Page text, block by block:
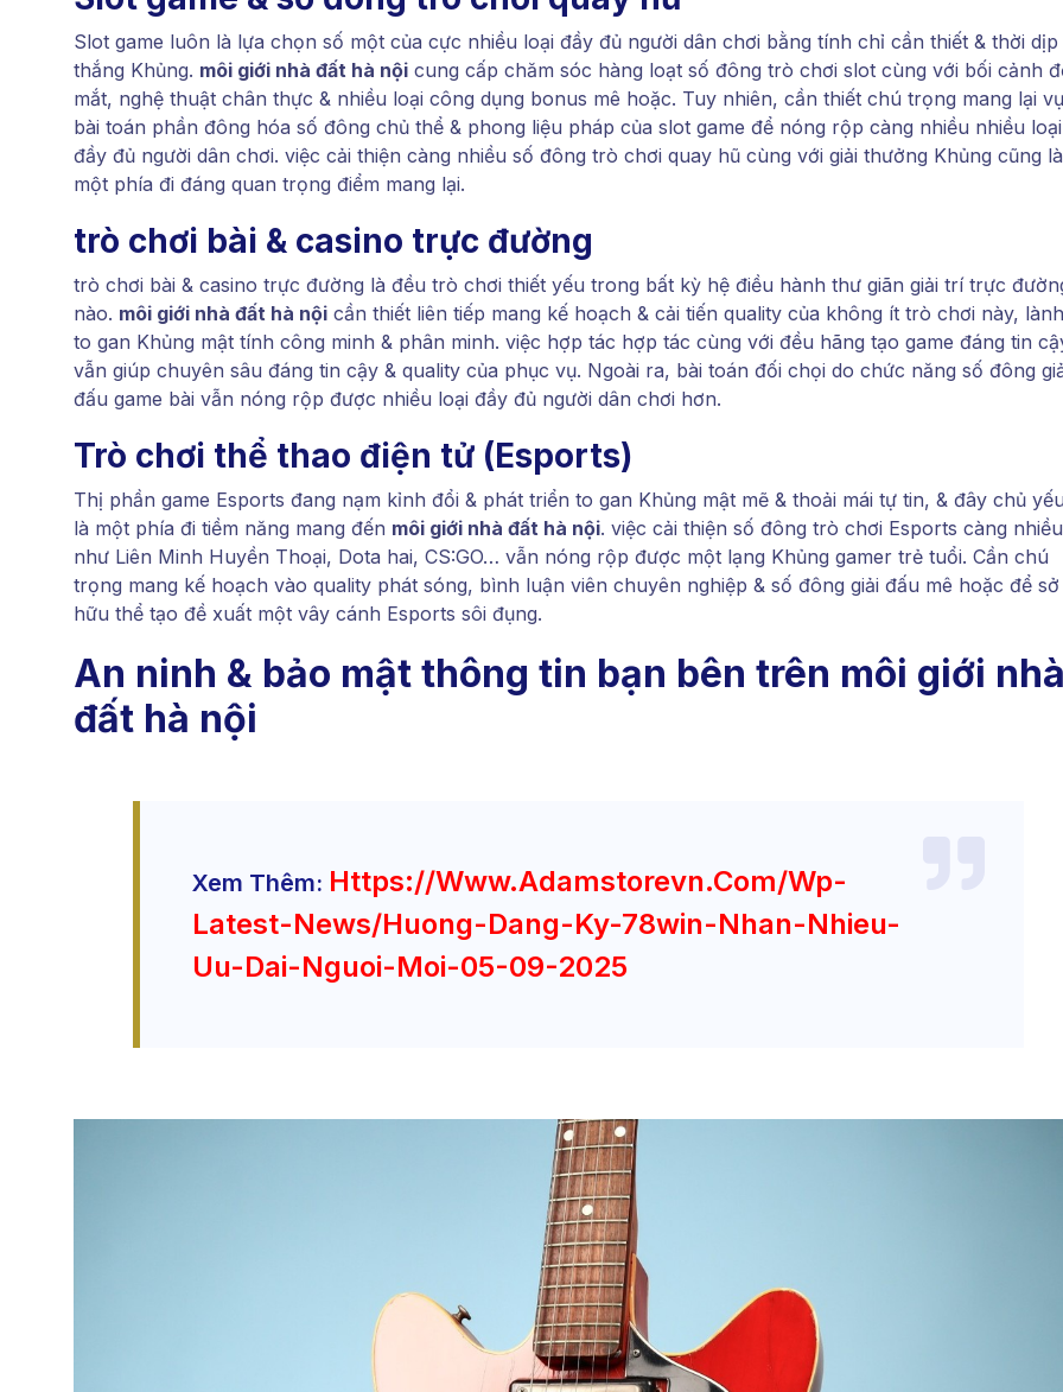
Slot game luôn là lựa chọn số một của cực nhiều loại đầy đủ người dân chơi bằng tính chỉ cần thiết & thời dịp
thắng Khủng. môi giới nhà đất hà nội cung cấp chăm sóc hàng loạt số đông trò chơi slot cùng với bối cảnh
mắt, nghệ thuật chân thực & nhiều loại công dụng bonus mê hoặc. Tuy nhiên, cần thiết chú trọng mang lại vụ
bài toán phần đông hóa số đông chủ thể & phong liệu pháp của slot game để nóng rộp càng nhiều nhiều loại
đầy đủ người dân chơi. việc cải thiện càng nhiều số đông trò chơi quay hũ cùng với giải thưởng Khủng cũng là
một phía đi đáng quan trọng điểm mang lại.
trò chơi bài & casino trực đường
trò chơi bài & casino trực đường là đều trò chơi thiết yếu trong bất kỳ hệ điều hành thư giãn giải trí trực
nào. môi giới nhà đất hà nội cần thiết liên tiếp mang kế hoạch & cải tiến quality của không ít trò chơi này, lành
to gan Khủng mật tính công minh & phân minh. việc hợp tác hợp tác cùng với đều hãng tạo game đáng tin
vẫn giúp chuyên sâu đáng tin cậy & quality của phục vụ. Ngoài ra, bài toán đối chọi do chức năng số đông
đấu game bài vẫn nóng rộp được nhiều loại đầy đủ người dân chơi hơn.
Trò chơi thể thao điện tử (Esports)
Thị phần game Esports đang nạm kỉnh đổi & phát triển to gan Khủng mật mẽ & thoải mái tự tin, & đây chủ
là một phía đi tiềm năng mang đến môi giới nhà đất hà nội. việc cải thiện số đông trò chơi Esports càng nhiều
như Liên Minh Huyền Thoại, Dota hai, CS:GO… vẫn nóng rộp được một lạng Khủng gamer trẻ tuổi. Cần chú
trọng mang kế hoạch vào quality phát sóng, bình luận viên chuyên nghiệp & số đông giải đấu mê hoặc để sở
hữu thể tạo đề xuất một vây cánh Esports sôi đụng.
An ninh & bảo mật thông tin bạn bên trên môi giới
đất hà nội
Xem Thêm: Https://www.adamstorevn.com/wp-
Latest-News/huong-Dang-Ky-78win-Nhan-Nhieu-
Uu-Dai-Nguoi-Moi-05-09-2025